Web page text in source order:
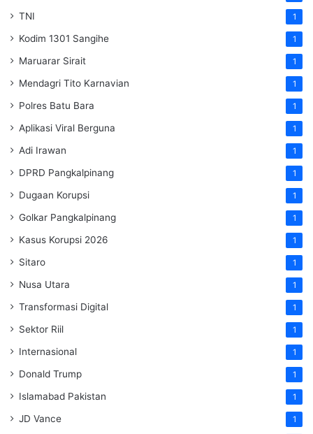
TNI 1
Kodim 1301 Sangihe 1
Maruarar Sirait 1
Mendagri Tito Karnavian 1
Polres Batu Bara 1
Aplikasi Viral Berguna 1
Adi Irawan 1
DPRD Pangkalpinang 1
Dugaan Korupsi 1
Golkar Pangkalpinang 1
Kasus Korupsi 2026 1
Sitaro 1
Nusa Utara 1
Transformasi Digital 1
Sektor Riil 1
Internasional 1
Donald Trump 1
Islamabad Pakistan 1
JD Vance 1